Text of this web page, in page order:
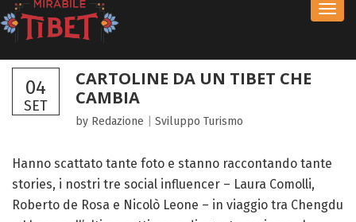
04
SET
CARTOLINE DA UN TIBET CHE
CAMBIA
by Redazione Sviluppo Turismo
Hanno scattato tante foto e stanno raccontando tante
stories, i nostri tre social influencer – Laura Comolli,
Roberto de Rosa e Nicolò Leone – in viaggio tra Chengdu